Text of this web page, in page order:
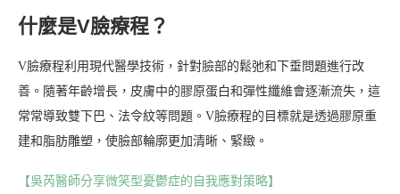
什麼是V臉療程？
V臉療程利用現代醫學技術，針對臉部的鬆弛和下垂問題進行改
善。隨著年齡增長，皮膚中的膠原蛋白和彈性纖維會逐漸流失，這
常常導致雙下巴、法令紋等問題。V臉療程的目標就是透過膠原重
建和脂肪雕塑，使臉部輪廓更加清晰、緊緻。
【吳芮醫師分享微笑型憂鬱症的自我應對策略】